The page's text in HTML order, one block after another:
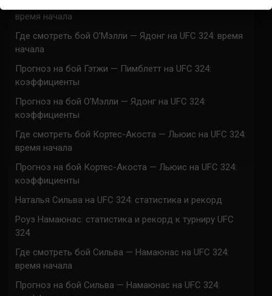
время начала
Где смотреть бой О’Мэлли — Ядонг на UFC 324: время
начала
Прогноз на бой Гэтжи — Пимблетт на UFC 324:
коэффициенты
Прогноз на бой О’Мэлли — Ядонг на UFC 324:
коэффициенты
Где смотреть бой Кортес-Акоста — Льюис на UFC 324:
время начала
Прогноз на бой Кортес-Акоста — Льюис на UFC 324:
коэффициенты
Наталья Сильва на UFC 324: статистика и рекорд
Роуз Намаюнас: статистика и рекорд к турниру UFC
324
Где смотреть бой Сильва — Намаюнас на UFC 324:
время начала
Прогноз на бой Сильва — Намаюнас на UFC 324: